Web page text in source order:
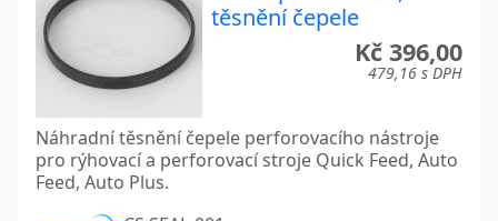
těsnění čepele
Kč 396,00
479,16 s DPH
Náhradní těsnění čepele perforovacího nástroje
pro rýhovací a perforovací stroje Quick Feed, Auto
Feed, Auto Plus.